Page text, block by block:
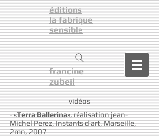
éditions
la fabrique
sensible
francine
zubeil
vidéos
- «Terra Ballerina», réalisation jean-
Michel Perez, Instants d’art, Marseille,
2mn, 2007